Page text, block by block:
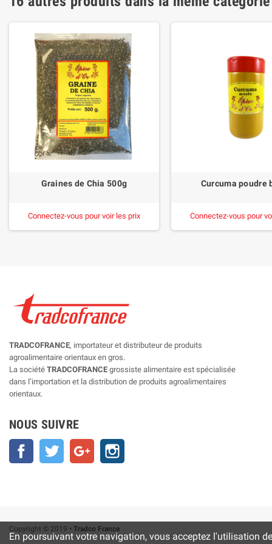
Graines de Chia 500g
Connectez-vous pour voir les prix
Curcuma poudre
Connectez-vous pour
TRADCOFRANCE, importateur et distributeur de produits
agroalimentaire orientaux en gros.
La société TRADCOFRANCE grossiste alimentaire est spécialisée
dans l’importation et la distribution de produits agroalimentaires
orientaux.
NOUS SUIVRE
Facebook Twitter Google+
Copyright © 2019 • Tradco France
En poursuivant votre navigation, vous acceptez l'utilisation